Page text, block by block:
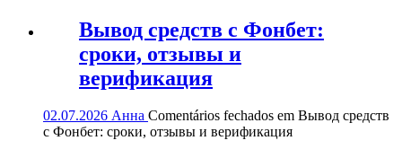
Вывод средств с Фонбет:
сроки, отзывы и
верификация
02.07.2026 Анна Comentários fechados em Вывод средств
с Фонбет: сроки, отзывы и верификация